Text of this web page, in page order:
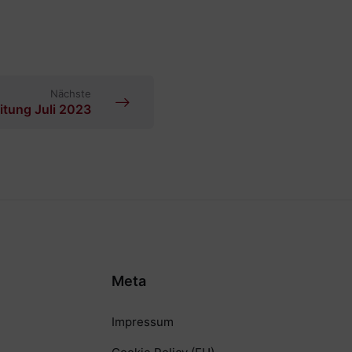
Nächste
Juli 2023
Meta
Impressum